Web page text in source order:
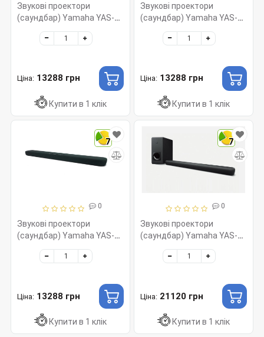
Звукові проектори
(саундбар) Yamaha YAS-
109 Black
Ціна: 13288 грн
Купити в 1 клік
Звукові проектори
(саундбар) Yamaha YAS-
109 Gray
Ціна: 13288 грн
Купити в 1 клік
7
0
Звукові проектори
(саундбар) Yamaha YAS-
109 Green
Ціна: 13288 грн
Купити в 1 клік
7
0
Звукові проектори
(саундбар) Yamaha YAS-
209 Black
Ціна: 21120 грн
Купити в 1 клік